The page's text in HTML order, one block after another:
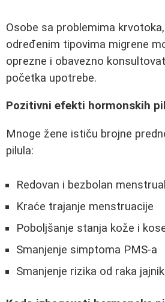
Osobe sa problemima
određenim tipovima migrene
oprezne i obavezno
početka upotrebe.
Pozitivni efekti hormonskih
Mnoge žene ističu brojne
pilula:
Redovan i bezbolan
Kraće trajanje menstruacije
Poboljšanje stanja kože i
Smanjenje simptoma PMS-a
Smanjenje rizika od raka